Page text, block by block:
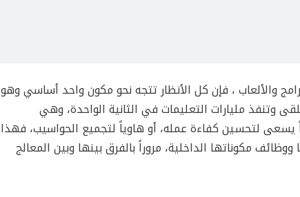
والألعاب ، فإن كل الأنظار تتجه نحو مكون واحد أساسي وهو
وتنفذ مليارات التعليمات في الثانية الواحدة، وهي
لتحسين كفاءة عمله، أو هاوياً لتجميع الحواسيب، فهذا
مكوناتها الداخلية، مروراً بالفرق بينها وبين المعالج